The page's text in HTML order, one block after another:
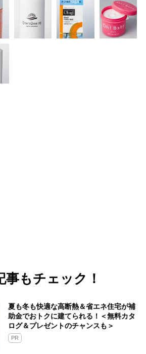
事もチェック！
夏も冬も快適な高断熱＆省エネ住宅が補
助金でおトクに建てられる！＜無料カタ
ログ＆プレゼントのチャンスも＞
PR